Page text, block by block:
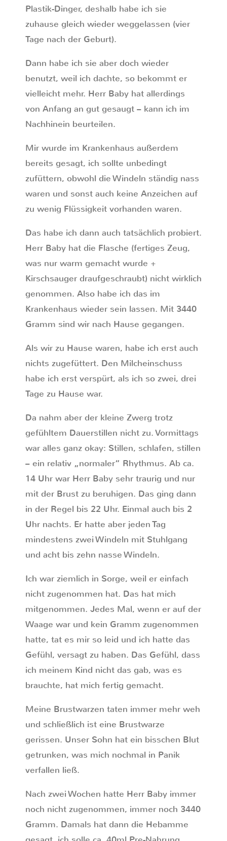
Plastik-Dinger, deshalb habe ich sie
zuhause gleich wieder weggelassen (vier
Tage nach der Geburt).
Dann habe ich sie aber doch wieder
benutzt, weil ich dachte, so bekommt er
vielleicht mehr. Herr Baby hat allerdings
von Anfang an gut gesaugt – kann ich im
Nachhinein beurteilen.
Mir wurde im Krankenhaus außerdem
bereits gesagt, ich sollte unbedingt
zufüttern, obwohl die Windeln ständig nass
waren und sonst auch keine Anzeichen auf
zu wenig Flüssigkeit vorhanden waren.
Das habe ich dann auch tatsächlich probiert.
Herr Baby hat die Flasche (fertiges Zeug,
was nur warm gemacht wurde +
Kirschsauger draufgeschraubt) nicht wirklich
genommen. Also habe ich das im
Krankenhaus wieder sein lassen. Mit 3440
Gramm sind wir nach Hause gegangen.
Als wir zu Hause waren, habe ich erst auch
nichts zugefüttert. Den Milcheinschuss
habe ich erst verspürt, als ich so zwei, drei
Tage zu Hause war.
Da nahm aber der kleine Zwerg trotz
gefühltem Dauerstillen nicht zu. Vormittags
war alles ganz okay: Stillen, schlafen, stillen
– ein relativ „normaler“ Rhythmus. Ab ca.
14 Uhr war Herr Baby sehr traurig und nur
mit der Brust zu beruhigen. Das ging dann
in der Regel bis 22 Uhr. Einmal auch bis 2
Uhr nachts. Er hatte aber jeden Tag
mindestens zwei Windeln mit Stuhlgang
und acht bis zehn nasse Windeln.
Ich war ziemlich in Sorge, weil er einfach
nicht zugenommen hat. Das hat mich
mitgenommen. Jedes Mal, wenn er auf der
Waage war und kein Gramm zugenommen
hatte, tat es mir so leid und ich hatte das
Gefühl, versagt zu haben. Das Gefühl, dass
ich meinem Kind nicht das gab, was es
brauchte, hat mich fertig gemacht.
Meine Brustwarzen taten immer mehr weh
und schließlich ist eine Brustwarze
gerissen. Unser Sohn hat ein bisschen Blut
getrunken, was mich nochmal in Panik
verfallen ließ.
Nach zwei Wochen hatte Herr Baby immer
noch nicht zugenommen, immer noch 3440
Gramm. Damals hat dann die Hebamme